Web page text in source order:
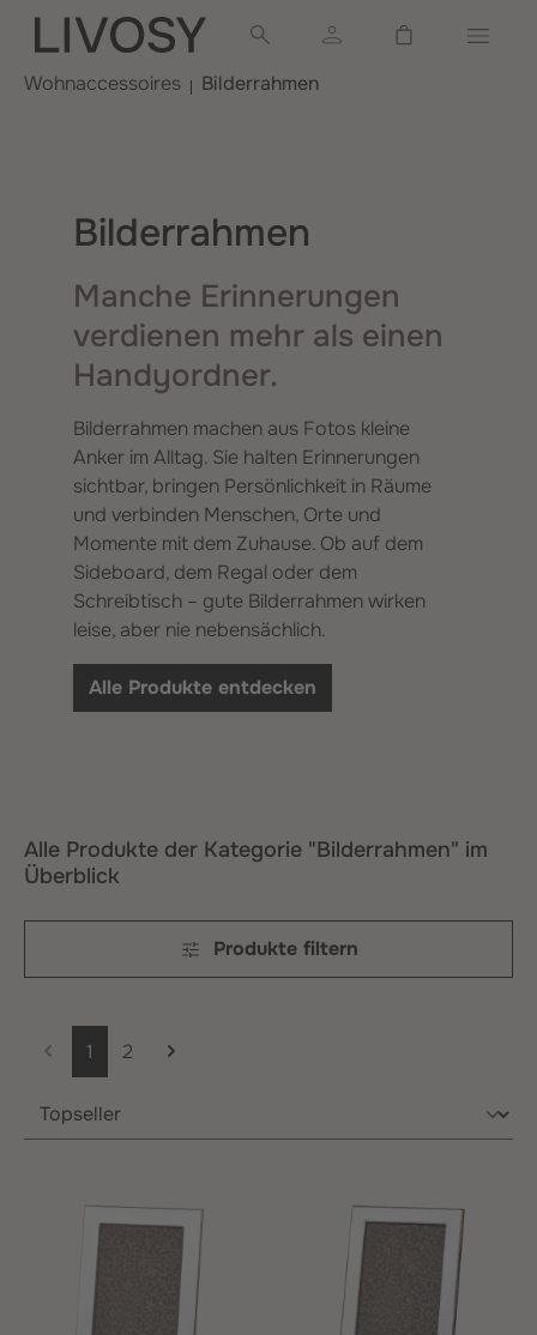
springen
Warenkorb
Wohnaccessoires
Bilderrahmen
Bilderrahmen
Manche Erinnerungen
verdienen mehr als einen
Handyordner.
Bilderrahmen machen aus Fotos kleine
Anker im Alltag. Sie halten Erinnerungen
sichtbar, bringen Persönlichkeit in Räume
und verbinden Menschen, Orte und
Momente mit dem Zuhause. Ob auf dem
Sideboard, dem Regal oder dem
Schreibtisch – gute Bilderrahmen wirken
leise, aber nie nebensächlich.
Alle Produkte entdecken
Alle Produkte der Kategorie "Bilderrahmen" im
Überblick
Produkte filtern
Seite
1 Seite
2